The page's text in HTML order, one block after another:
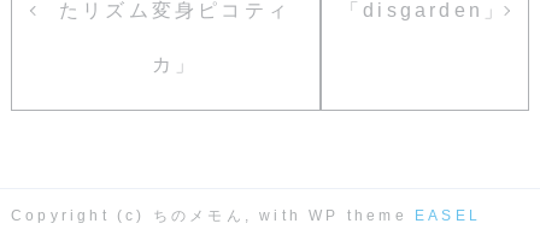
たリズム変身ピコティ
カ」
「disgarden」
Copyright (c) ちのメモん, with WP theme EASEL